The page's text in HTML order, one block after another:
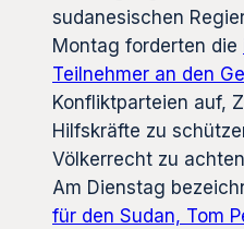
sudanesischen
Montag forderten die
Teilnehmer an den
Konfliktparteien auf,
Hilfskräfte zu
Völkerrecht zu
Am Dienstag
für den Sudan, Tom